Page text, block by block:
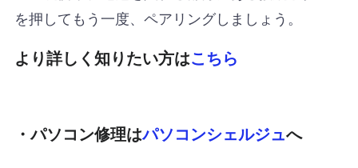
を押してもう一度、ペアリングしましょう。
より詳しく知りたい方はこちら
・パソコン修理はパソコンシェルジュへ